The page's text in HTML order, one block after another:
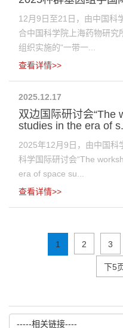
12月9日至21日，由中国科
合中国科学院上海药物研究
组织实施的“一带一...
查看详情>>
2025.12.17
双边国际研讨会“The
studies in the era of
2025年12月9日，由中国科
科学国际研讨会“The
era of space su...
查看详情>>
1 2 3
下5
-----相关链接----